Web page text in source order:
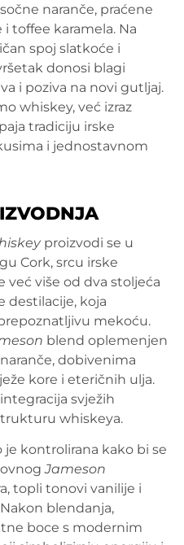
naranče, praćene
toffee karamela. Na
spoj slatkoće i
donosi blagi
i poziva na novi gutljaj.
whiskey, već izraz
tradiciju irske
i jednostavnom
proizvodi se u
Cork, srcu irske
već više od dva stoljeća
destilacije, koja
mekoću.
blend oplemenjen
dobivenima
kore i eteričnih ulja.
svježih
whiskeya.
je kontrolirana kako bi se
Jameson
topli tonovi vanilije i
blendanja,
boce s modernim